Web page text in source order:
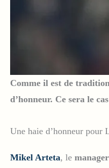
Comme il est de
d’honneur. Ce sera le
Une haie d’honneur pour
Mikel Arteta, le